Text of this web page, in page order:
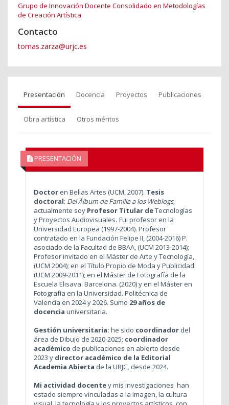
Grupo de Innovación Docente Consolidado en Metodologías
de Creación Artística
Contacto
tomas.zarza@urjc.es
Presentación Docencia Proyectos Publicaciones
Obra artística Otros méritos
PRESENTACIÓN
Doctor en Bellas Artes (UCM, 2007). Tesis
doctoral: Del Álbum de Familia a los Weblogs,
actualmente soy Profesor Titular deTecnologías
y Proyectos Audiovisuales. Fui profesor en la
Universidad Europea (1997-2004). Profesor
contratado en la Fundación Felipe II, (2004-2016) P.
asociado de la Facultad de BBAA, (UCM 2013-2014);
Profesor invitado en el Máster de Arte y Tecnología,
(UCM 2004); en el Título Propio de Moda y Publicidad
(UCM 2009-2011); en el Máster de Fotografía de la
Escuela Elisava. Barcelona. (2020) y en el Máster en
Fotografía en la Universidad. Politécnica de
Valencia en 2024 y 2026. Sumo 29 años de
docencia universitaria.
Gestión universitaria: he sido coordinador del
área de Dibujo de 2020-2025; coordinador
académico de publicaciones en abierto desde
2023 y director académico de la Editorial
Academia Abierta de la URJC, desde 2024.
Mi actividad docentey mis investigaciones han
estado siempre vinculadas a la imagen, la cultura